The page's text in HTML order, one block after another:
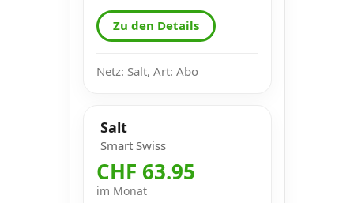
Zu den Details
Netz: Salt, Art: Abo
Salt
Smart Swiss
CHF 63.95
im Monat